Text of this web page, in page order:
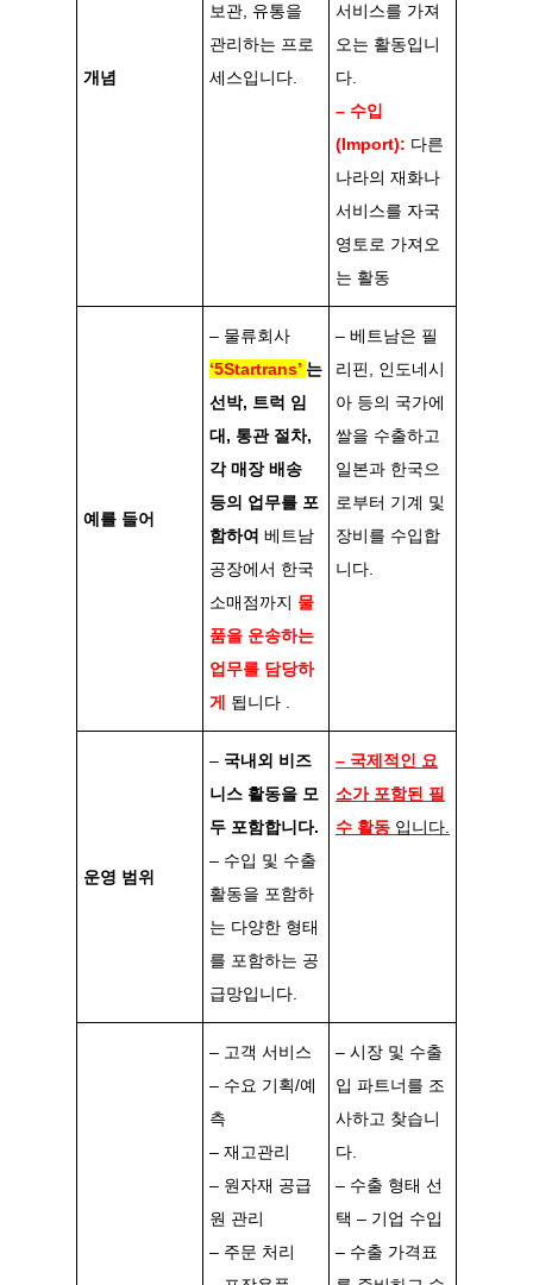
개념
보관, 유통을
관리하는 프로
세스입니다.
서비스를 가져
오는 활동입니
다.
– 수입
(Import): 다른
나라의 재화나
서비스를 자국
영토로 가져오
는 활동
예를 들어
– 물류회사
‘5Startrans’ 는
선박, 트럭 임
대, 통관 절차,
각 매장 배송
등의 업무를 포
함하여 베트남
공장에서 한국
소매점까지 물
품을 운송하는
업무를 담당하
게 됩니다 .
– 베트남은 필
리핀, 인도네시
아 등의 국가에
쌀을 수출하고
일본과 한국으
로부터 기계 및
장비를 수입합
니다.
운영 범위
– 국내외 비즈
니스 활동을 모
두 포함합니다.
– 수입 및 수출
활동을 포함하
는 다양한 형태
를 포함하는 공
급망입니다.
– 국제적인 요
소가 포함된 필
수 활동 입니다.
– 고객 서비스
– 수요 기획/예
측
– 재고관리
– 원자재 공급
원 관리
– 주문 처리
– 시장 및 수출
입 파트너를 조
사하고 찾습니
다.
– 수출 형태 선
택 – 기업 수입
– 수출 가격표